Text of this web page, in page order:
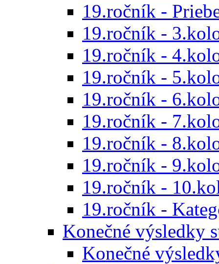
19.ročník -
19.ročník -
19.ročník -
19.ročník -
19.ročník -
19.ročník -
19.ročník -
19.ročník -
19.ročník -
19.ročník -
Konečné výsledky
Konečné